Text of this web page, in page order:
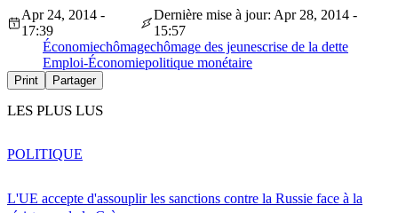
Apr 24, 2014 -
17:39
Dernière mise à jour: Apr 28, 2014 -
15:57
Économiechômagechômage des jeunescrise de la dette
Emploi-Économiepolitique monétaire
Print Partager
LES PLUS LUS
L'UE accepte d'assouplir les sanctions contre la Russie face à la
POLITIQUE